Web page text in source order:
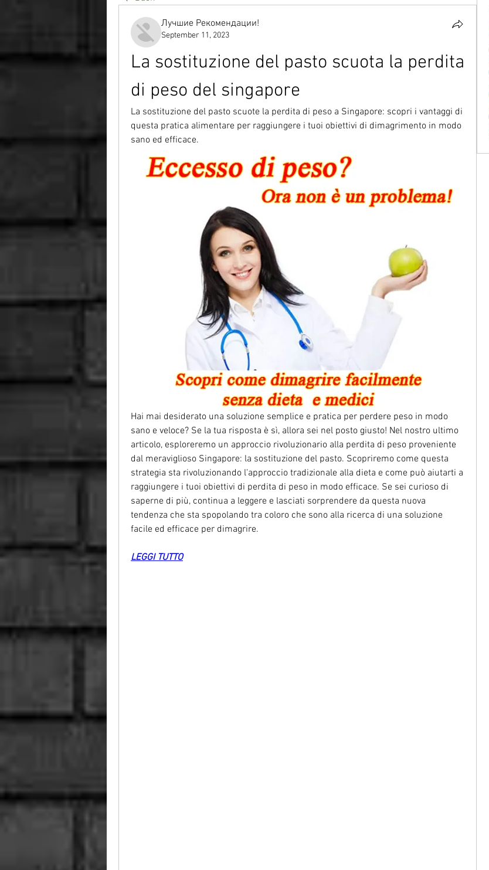
Лучшие Рекомендации!
September 11, 2023
La sostituzione del pasto scuota la perdita
di peso del singapore
La sostituzione del pasto scuote la perdita di peso a Singapore: scopri i vantaggi di
questa pratica alimentare per raggiungere i tuoi obiettivi di dimagrimento in modo
sano ed efficace.
Hai mai desiderato una soluzione semplice e pratica per perdere peso in modo
sano e veloce? Se la tua risposta è sì, allora sei nel posto giusto! Nel nostro ultimo
articolo, esploreremo un approccio rivoluzionario alla perdita di peso proveniente
dal meraviglioso Singapore: la sostituzione del pasto. Scopriremo come questa
strategia sta rivoluzionando l'approccio tradizionale alla dieta e come può aiutarti a
raggiungere i tuoi obiettivi di perdita di peso in modo efficace. Se sei curioso di
saperne di più, continua a leggere e lasciati sorprendere da questa nuova
tendenza che sta spopolando tra coloro che sono alla ricerca di una soluzione
facile ed efficace per dimagrire.
LEGGI TUTTO